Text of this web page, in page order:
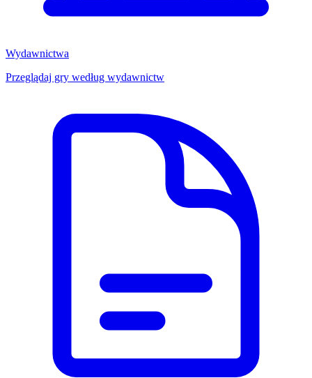
Wydawnictwa
Przeglądaj gry według wydawnictw